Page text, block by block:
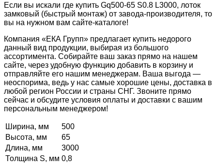
Если вы искали где купить Gq500-65 S0.8 L3000, лоток
замковый (быстрый монтаж) от завода-производителя, то
вы на нужном вам сайте-каталоге!
Компания «ЕКА Групп» предлагает купить недорого
данный вид продукции, выбирая из большого
ассортимента. Собирайте ваш заказ прямо на нашем
сайте, через удобную функцию добавить в корзину и
отправляйте его нашим менеджерам. Ваша выгода —
неоспорима, ведь у нас самые хорошие цены, доставка в
любой регион России и страны СНГ. Звоните прямо
сейчас и обсудите условия оплаты и доставки с вашим
персональным менеджером!
Ширина, мм
500
Высота, мм
65
Длина, мм
3000
Толщина S, мм 0,8